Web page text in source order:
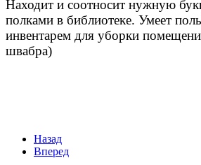
Находит и соотносит нужную
полками в библиотеке. Умеет
инвентарем для уборки
швабра)
Назад
Вперед